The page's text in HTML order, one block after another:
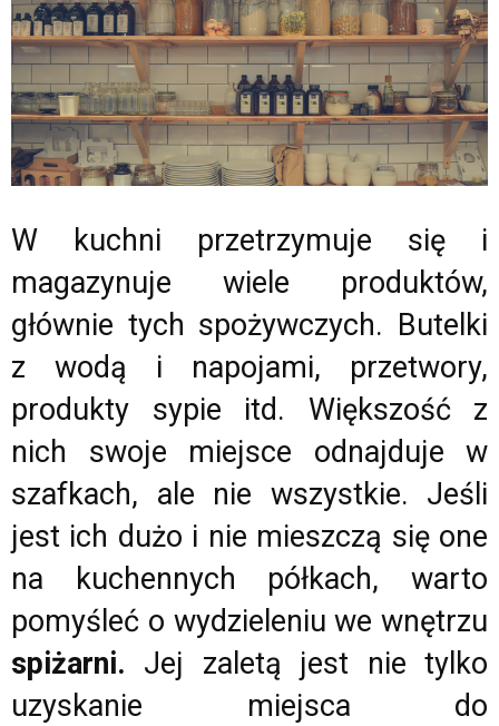
W kuchni przetrzymuje się i
magazynuje wiele produktów,
głównie tych spożywczych. Butelki
z wodą i napojami, przetwory,
produkty sypie itd. Większość z
nich swoje miejsce odnajduje w
szafkach, ale nie wszystkie. Jeśli
jest ich dużo i nie mieszczą się one
na kuchennych półkach, warto
pomyśleć o wydzieleniu we wnętrzu
spiżarni. Jej zaletą jest nie tylko
uzyskanie miejsca do